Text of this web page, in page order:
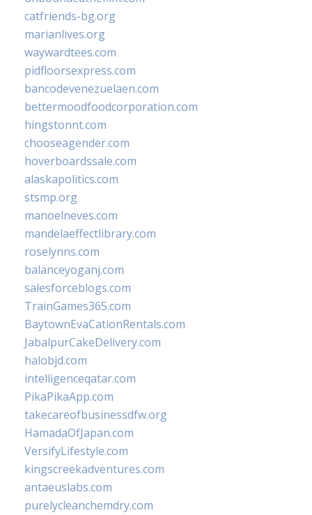
catfriends-bg.org
marianlives.org
waywardtees.com
pidfloorsexpress.com
bancodevenezuelaen.com
bettermoodfoodcorporation.com
hingstonnt.com
chooseagender.com
hoverboardssale.com
alaskapolitics.com
stsmp.org
manoelneves.com
mandelaeffectlibrary.com
roselynns.com
balanceyoganj.com
salesforceblogs.com
TrainGames365.com
BaytownEvaCationRentals.com
JabalpurCakeDelivery.com
halobjd.com
intelligenceqatar.com
PikaPikaApp.com
takecareofbusinessdfw.org
HamadaOfJapan.com
VersifyLifestyle.com
kingscreekadventures.com
antaeuslabs.com
purelycleanchemdry.com